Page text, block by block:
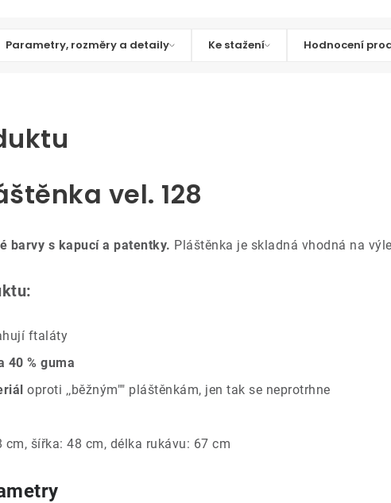
Parametry, rozměry a detaily Ke stažení Hodnocení
vel. 128
barvy s kapucí a patentky. Pláštěnka je skladná vhodná na
ftaláty
40 % guma
oproti ‚‚běžným"" pláštěnkám, jen tak se neprotrhne
cm, šířka: 48 cm, délka rukávu: 67 cm